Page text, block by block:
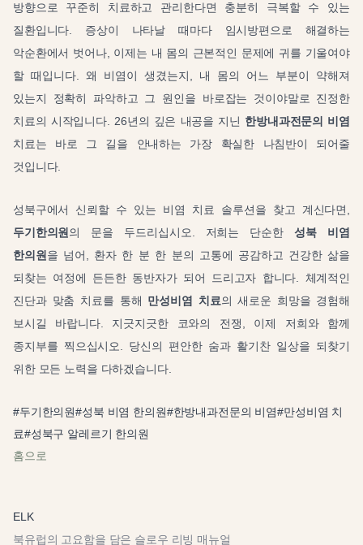
방향으로 꾸준히 치료하고 관리한다면 충분히 극복할 수 있는
질환입니다. 증상이 나타날 때마다 임시방편으로 해결하는
악순환에서 벗어나, 이제는 내 몸의 근본적인 문제에 귀를 기울여야
할 때입니다. 왜 비염이 생겼는지, 내 몸의 어느 부분이 약해져
있는지 정확히 파악하고 그 원인을 바로잡는 것이야말로 진정한
치료의 시작입니다. 26년의 깊은 내공을 지닌 한방내과전문의 비염
치료는 바로 그 길을 안내하는 가장 확실한 나침반이 되어줄
것입니다.
성북구에서 신뢰할 수 있는 비염 치료 솔루션을 찾고 계신다면,
두기한의원의 문을 두드리십시오. 저희는 단순한성북 비염
한의원을 넘어, 환자 한 분 한 분의 고통에 공감하고 건강한 삶을
되찾는 여정에 든든한 동반자가 되어 드리고자 합니다. 체계적인
진단과 맞춤 치료를 통해 만성비염 치료의 새로운 희망을 경험해
보시길 바랍니다. 지긋지긋한 코와의 전쟁, 이제 저희와 함께
종지부를 찍으십시오. 당신의 편안한 숨과 활기찬 일상을 되찾기
위한 모든 노력을 다하겠습니다.
#두기한의원#성북 비염 한의원#한방내과전문의 비염#만성비염 치
료#성북구 알레르기 한의원
홈으로
ELK
북유럽의 고요함을 담은 슬로우 리빙 매뉴얼